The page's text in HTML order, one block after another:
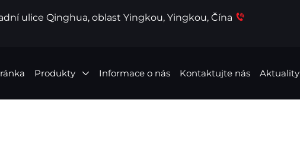
ulice Qinghua, oblast Yingkou, Yingkou, Čína
Produkty Informace o nás Kontaktujte nás Aktuality